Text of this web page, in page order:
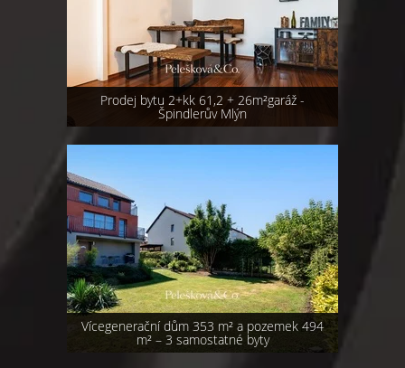
Prodej bytu 2+kk 61,2 + 26m²garáž -
Špindlerův Mlýn
Vícegenerační dům 353 m² a pozemek 494
m² – 3 samostatné byty